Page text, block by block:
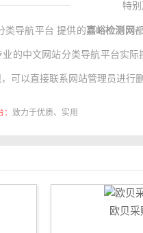
特别
类导航平台 提供的嘉峪检测网
的中文网站分类导航平台实
可以直接联系网站管理员进行
致力于优质、实用
欧贝采